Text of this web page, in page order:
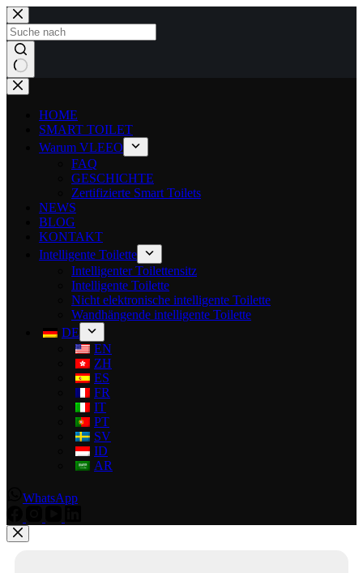
HOME
SMART TOILET
Warum VLEEO
FAQ
GESCHICHTE
Zertifizierte Smart Toilets
NEWS
BLOG
KONTAKT
Intelligente Toilette
Intelligenter Toilettensitz
Intelligente Toilette
Nicht elektronische intelligente Toilette
Wandhängende intelligente Toilette
DE
EN
ZH
ES
FR
IT
PT
SV
ID
AR
WhatsApp